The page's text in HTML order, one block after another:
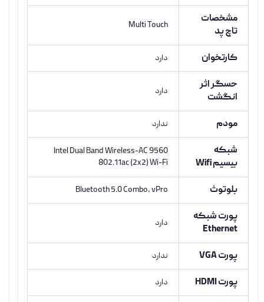
مشخصات
تاچ پد
Multi Touch
کارتخوان دارد
حسگر اثر
انگشت
دارد
مودم ندارد
شبکه
بیسیم Wifi
Intel Dual Band Wireless-AC 9560
802.11ac (2x2) Wi-Fi
بلوتوث Bluetooth 5.0 Combo, vPro
پورت شبکه
Ethernet
دارد
پورت VGA ندارد
پورت HDMI دارد